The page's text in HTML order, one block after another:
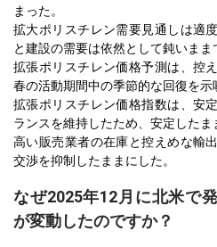
まった。
拡大ポリスチレン需要見通しは適
と建設の需要は依然として鈍いまま
拡張ポリスチレン価格予測は、控
春の活動期間中の季節的な回復を示
拡張ポリスチレン価格指数は、安
ランスを維持したため、安定したま
高い販売業者の在庫と控えめな輸
交渉を抑制したままにした。
なぜ2025年12月に北米で
が変動したのですか？